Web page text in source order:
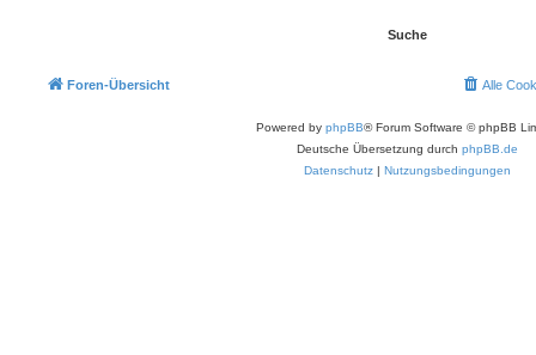
Foren-Übersicht Alle
Powered by phpBB® Forum Software © phpBB
Deutsche Übersetzung durch phpBB.de
Datenschutz | Nutzungsbedingungen